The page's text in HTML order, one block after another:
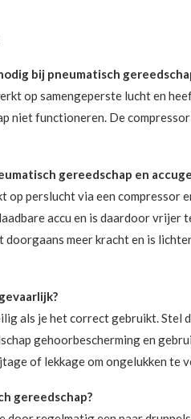
bij pneumatisch
op samengeperste lucht en
niet functioneren. De
gereedschap en
op perslucht via een compressor
accu en is daardoor vrijer
doorgaans meer kracht en is
als je het correct gebruikt. Stel
gehoorbescherming en
of lekkage om ongelukken te
gereedschap?